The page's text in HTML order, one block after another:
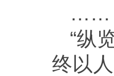
……
“纵
终以